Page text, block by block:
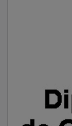
Entre ellos
medallista
subcampeona
Plaza también
Vera, de
de Castilla-La
fundamental de
gimnasia nace
personas,
un deporte tan